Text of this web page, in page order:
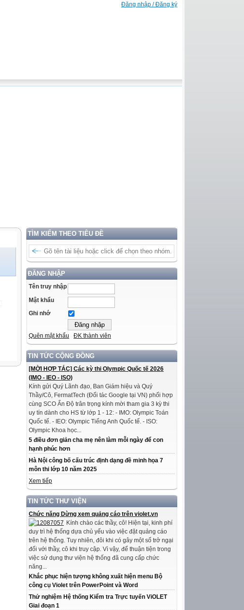
Đăng nhập / Đăng ký
TÌM KIẾM THEO TIÊU ĐỀ
ĐĂNG NHẬP
Tên truy nhập
Mật khẩu
Ghi nhớ
Quên mật khẩu ĐK thành viên
TIN TỨC CỘNG ĐỒNG
[MỜI HỢP TÁC] Các kỳ thi Olympic Quốc tế 2026
(IMO - IEO - ISO)
Kính gửi Quý Lãnh đạo, Ban Giám hiệu và Quý
Thầy/Cô, FermatTech (Đối tác Google tại VN) phối hợp
cùng SCO Ấn Độ trân trọng kính mời tham gia 3 kỳ thi
uy tín dành cho HS từ lớp 1 - 12: - IMO: Olympic Toán
Quốc tế. - IEO: Olympic Tiếng Anh Quốc tế. - ISO:
Olympic Khoa học...
5 điều đơn giản cha mẹ nên làm mỗi ngày để con
hạnh phúc hơn
Hà Nội công bố cấu trúc định dạng đề minh họa 7
môn thi lớp 10 năm 2025
Xem tiếp
TIN TỨC THƯ VIỆN
Chức năng Dừng xem quảng cáo trên violet.vn
Kính chào các thầy, cô! Hiện tại, kinh phí
duy trì hệ thống dựa chủ yếu vào việc đặt quảng cáo
trên hệ thống. Tuy nhiên, đôi khi có gây một số trở ngại
đối với thầy, cô khi truy cập. Vì vậy, để thuận tiện trong
việc sử dụng thư viện hệ thống đã cung cấp chức
năng...
Khắc phục hiện tượng không xuất hiện menu Bộ
công cụ Violet trên PowerPoint và Word
Thử nghiệm Hệ thống Kiểm tra Trực tuyến ViOLET
Giai đoạn 1